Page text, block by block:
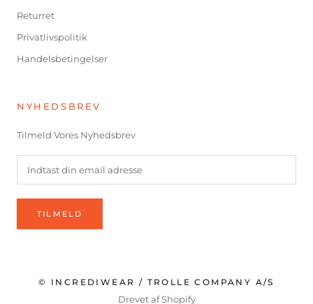
Returret
Privatlivspolitik
Handelsbetingelser
NYHEDSBREV
Tilmeld Vores Nyhedsbrev
TILMELD
© INCREDIWEAR / TROLLE COMPANY A/S
Drevet af Shopify